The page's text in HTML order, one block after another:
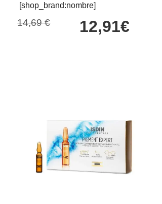
[shop_brand:nombre]
14,69 € 12,91€